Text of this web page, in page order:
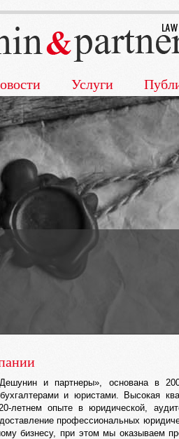
Услуги
и партнеры», основана в
и юристами. Высокая
летнем опыте в юридической,
профессиональных
бизнесу, при этом мы оказываем